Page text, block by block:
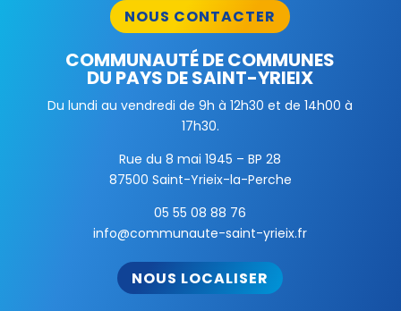
NOUS CONTACTER
COMMUNAUTÉ DE COMMUNES
DU PAYS DE SAINT-YRIEIX
Du lundi au vendredi de 9h à 12h30 et de 14h00 à
17h30.
Rue du 8 mai 1945 – BP 28
87500 Saint-Yrieix-la-Perche
05 55 08 88 76
info@communaute-saint-yrieix.fr
NOUS LOCALISER